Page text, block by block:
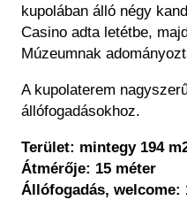
kupolában álló négy
Casino adta letétbe,
Múzeumnak
A kupolaterem
állófogadásokhoz.
Terület: mintegy 194
Átmérője: 15 méter
Állófogadás, welcome: